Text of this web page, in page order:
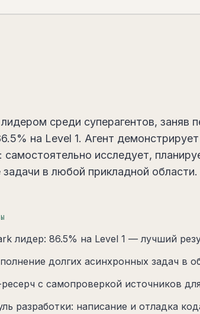
среди суперагентов, заняв
на Level 1. Агент
самостоятельно исследует,
в любой прикладной области.
лидер: 86.5% на Level 1 — лучший
долгих асинхронных задач в
с самопроверкой источников
разработки: написание и отладка